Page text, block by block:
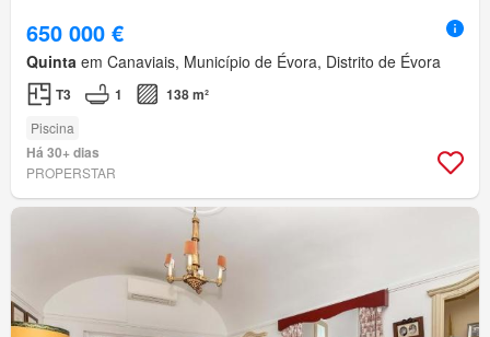
650 000 €
Quinta em Canaviais, Município de Évora, Distrito de Évora
T3 1 138 m²
Piscina
Há 30+ dias
PROPERSTAR